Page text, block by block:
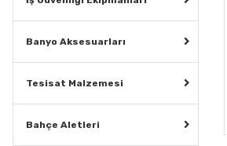
Banyo Aksesuarları
Tesisat Malzemesi
Bahçe Aletleri